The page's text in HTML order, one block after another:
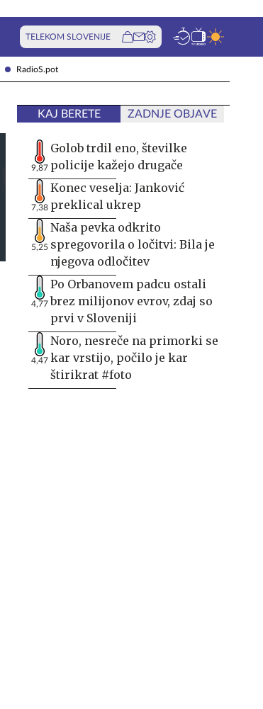
RadioS.pot
TELEKOM SLOVENIJE
KAJ BERETE ZADNJE OBJAVE
9,87
Golob trdil eno, številke
policije kažejo drugače
7,38
Konec veselja: Janković
preklical ukrep
5,25
Naša pevka odkrito
spregovorila o ločitvi: Bila je
njegova odločitev
4,77
Po Orbanovem padcu ostali
brez milijonov evrov, zdaj so
prvi v Sloveniji
4,47
Noro, nesreče na primorki se
kar vrstijo, počilo je kar
štirikrat #foto